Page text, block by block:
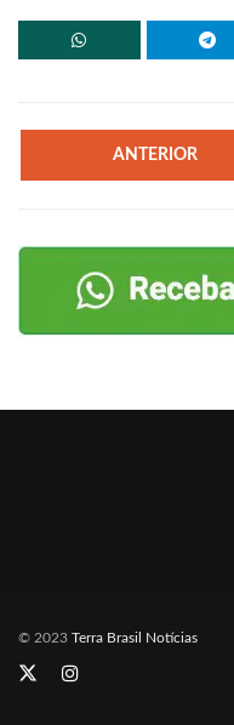
ANTERIOR
© 2023 Terra Brasil Notícias